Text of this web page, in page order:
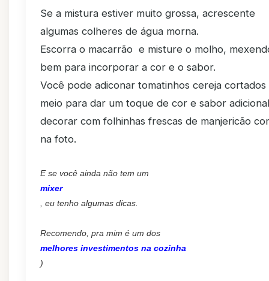
Se a mistura estiver muito grossa, acrescente
algumas colheres de água morna.
Escorra o macarrão e misture o molho,
bem para incorporar a cor e o sabor.
Você pode adiconar tomatinhos cereja cortados
meio para dar um toque de cor e sabor
decorar com folhinhas frescas de manjericão
na foto.
E se você ainda não tem um
mixer
, eu tenho algumas dicas.
Recomendo, pra mim é um dos
melhores investimentos na cozinha
)